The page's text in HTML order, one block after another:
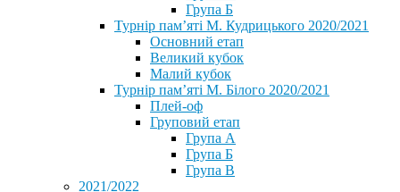
Група Б
Турнір пам’яті М. Кудрицького 2020/2021
Основний етап
Великий кубок
Малий кубок
Турнір пам’яті М. Білого 2020/2021
Плей-оф
Груповий етап
Група А
Група Б
Група В
2021/2022